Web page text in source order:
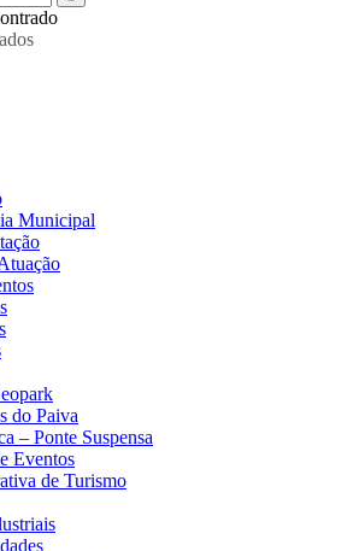
Municipal
do Paiva
– Ponte Suspensa
Eventos
de Turismo